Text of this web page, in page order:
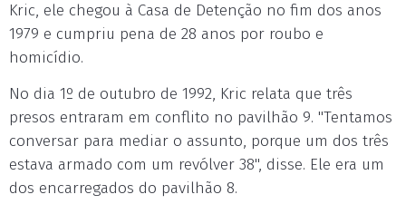
Kric, ele chegou à Casa de Detenção no fim dos anos
1979 e cumpriu pena de 28 anos por roubo e
homicídio.
No dia 1º de outubro de 1992, Kric relata que três
presos entraram em conflito no pavilhão 9. "Tentamos
conversar para mediar o assunto, porque um dos três
estava armado com um revólver 38", disse. Ele era um
dos encarregados do pavilhão 8.